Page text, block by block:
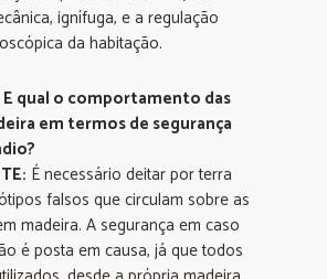
ignífuga, e a regulação
da habitação.
E qual o comportamento das
em termos de segurança
É necessário deitar por terra
falsos que circulam sobre as
madeira. A segurança em caso
é posta em causa, já que todos